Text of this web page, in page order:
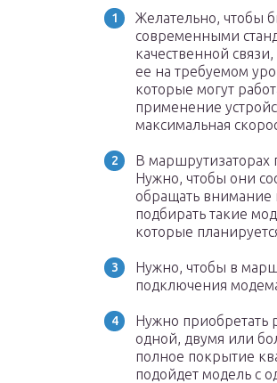
Желательно, чтобы
современными
качественной
ее на требуемом
которые могут
применение
максимальная
В маршрутизаторах
Нужно, чтобы они
обращать внимание
подбирать такие
которые
Нужно, чтобы в
подключения
Нужно приобретать
одной, двумя или
полное покрытие
подойдет модель с